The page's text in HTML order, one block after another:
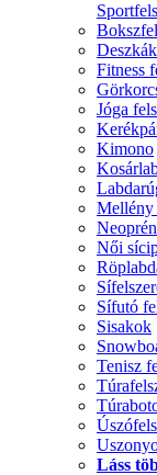
Fitness
Jóga
Kimono
Mellény
Női
Sífutó
Sisakok
Tenisz
Láss